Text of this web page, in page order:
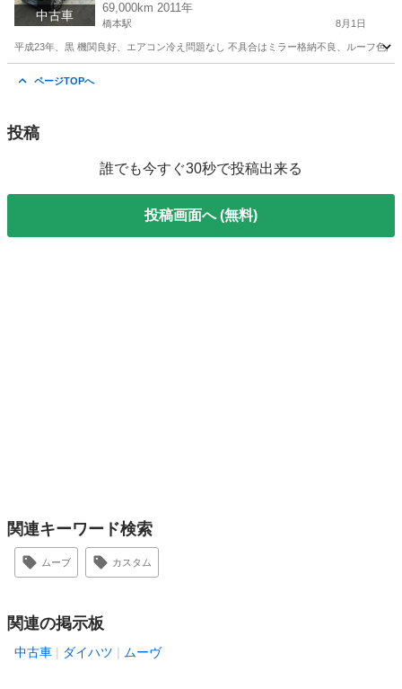
中古車
69,000km 2011年
橋本駅 8月1日
平成23年、黒 機関良好、エアコン冷え問題なし 不具合はミラー格納不良、ルーフ色
ページTOPへ
投稿
誰でも今すぐ30秒で投稿出来る
投稿画面へ (無料)
関連キーワード検索
ムーブ カスタム
関連の掲示板
中古車 ダイハツ ムーヴ